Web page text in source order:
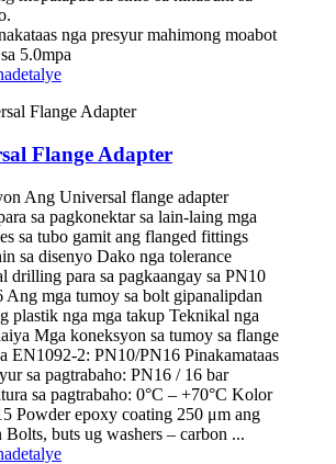
nga presyur mahimong moabot
5.0mpa
detalye
Flange Adapter
Ang Universal flange adapter
sa pagkonektar sa lain-laing mga
sa tubo gamit ang flanged fittings
sa disenyo Dako nga tolerance
drilling para sa pagkaangay sa PN10
Ang mga tumoy sa bolt gipanalipdan
plastik nga mga takup Teknikal nga
Mga koneksyon sa tumoy sa flange
EN1092-2: PN10/PN16 Pinakamataas
sa pagtrabaho: PN16 / 16 bar
sa pagtrabaho: 0°C – +70°C Kolor
Powder epoxy coating 250 μm ang
Bolts, buts ug washers – carbon ...
detalye